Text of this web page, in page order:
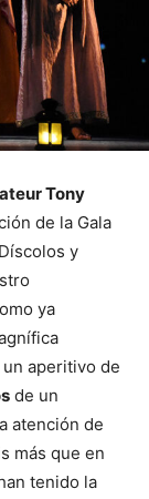
Tony
de la Gala
y
ya
aperitivo de
de un
atención de
más que en
tenido la